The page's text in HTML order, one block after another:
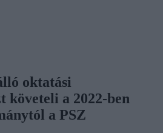
oktatási
követeli a 2022-ben
a PSZ